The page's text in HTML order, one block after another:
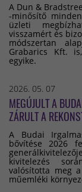
A Dun &
-minősítő
üzleti
visszamért és
módszertan
Grabarics Kft.
egyike.
2026. 05. 07
MEGÚJULT A
ZÁRULT A
A Budai
bővítése 2026
kivitelezés
valósította meg
műemléki